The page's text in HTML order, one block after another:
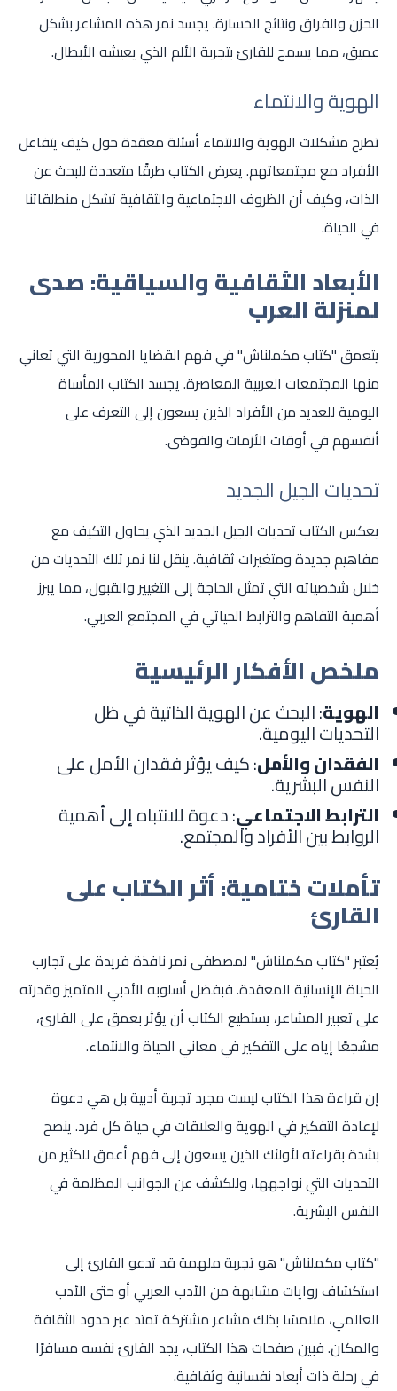
الحزن والفراق ونتائج الخسارة. يجسد نمر هذه المشاعر بشكل
عميق، مما يسمح للقارئ بتجربة الألم الذي يعيشه الأبطال.
الهوية والانتماء
تطرح مشكلات الهوية والانتماء أسئلة معقدة حول كيف يتفاعل
الأفراد مع مجتمعاتهم. يعرض الكتاب طرقًا متعددة للبحث عن
الذات، وكيف أن الظروف الاجتماعية والثقافية تشكل منطلقاتنا
في الحياة.
الأبعاد الثقافية والسياقية: صدى
لمنزلة العرب
يتعمق "كتاب مكملناش" في فهم القضايا المحورية التي تعاني
منها المجتمعات العربية المعاصرة. يجسد الكتاب المأساة
اليومية للعديد من الأفراد الذين يسعون إلى التعرف على
أنفسهم في أوقات الأزمات والفوضى.
تحديات الجيل الجديد
يعكس الكتاب تحديات الجيل الجديد الذي يحاول التكيف مع
مفاهيم جديدة ومتغيرات ثقافية. ينقل لنا نمر تلك التحديات من
خلال شخصياته التي تمثل الحاجة إلى التغيير والقبول، مما يبرز
أهمية التفاهم والترابط الحياتي في المجتمع العربي.
ملخص الأفكار الرئيسية
الهوية: البحث عن الهوية الذاتية في ظل
التحديات اليومية.
الفقدان والأمل: كيف يؤثر فقدان الأمل على
النفس البشرية.
الترابط الاجتماعي: دعوة للانتباه إلى أهمية
الروابط بين الأفراد والمجتمع.
تأملات ختامية: أثر الكتاب على
القارئ
يُعتبر "كتاب مكملناش" لمصطفى نمر نافذة فريدة على تجارب
الحياة الإنسانية المعقدة. فبفضل أسلوبه الأدبي المتميز وقدرته
على تعبير المشاعر، يستطيع الكتاب أن يؤثر بعمق على القارئ،
مشجعًا إياه على التفكير في معاني الحياة والانتماء.
إن قراءة هذا الكتاب ليست مجرد تجربة أدبية بل هي دعوة
لإعادة التفكير في الهوية والعلاقات في حياة كل فرد. ينصح
بشدة بقراءته لأولئك الذين يسعون إلى فهم أعمق للكثير من
التحديات التي نواجهها، وللكشف عن الجوانب المظلمة في
النفس البشرية.
"كتاب مكملناش" هو تجربة ملهمة قد تدعو القارئ إلى
استكشاف روايات مشابهة من الأدب العربي أو حتى الأدب
العالمي، ملامسًا بذلك مشاعر مشتركة تمتد عبر حدود الثقافة
والمكان. فبين صفحات هذا الكتاب، يجد القارئ نفسه مسافرًا
في رحلة ذات أبعاد نفسانية وثقافية.